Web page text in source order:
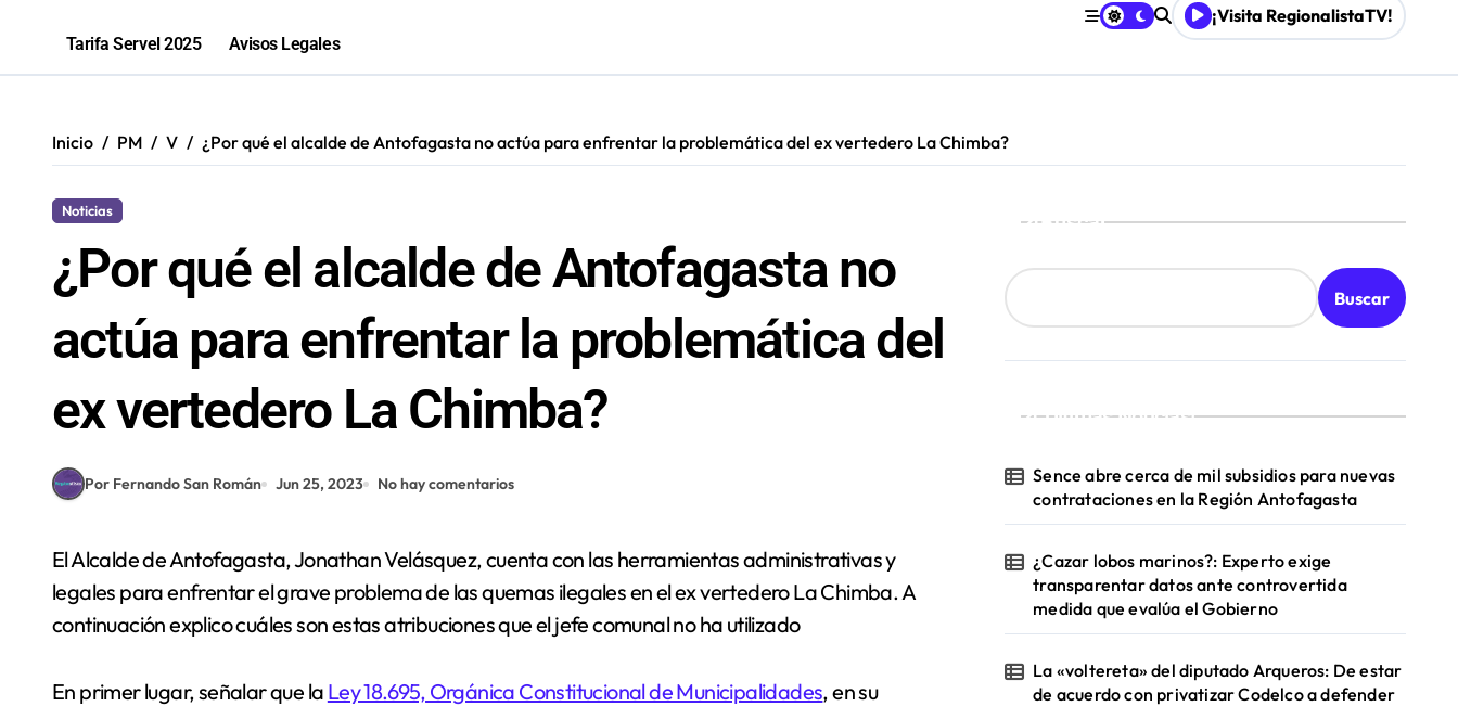
Tarifa Servel 2025 Avisos Legales
¡Visita RegionalistaTV!
Inicio PM V ¿Por qué el alcalde de Antofagasta no actúa para enfrentar la problemática del ex vertedero La Chimba?
Noticias
¿Por qué el alcalde de Antofagasta no
actúa para enfrentar la problemática del
ex vertedero La Chimba?
Por Fernando San Román Jun 25, 2023 No hay comentarios
El Alcalde de Antofagasta, Jonathan Velásquez, cuenta con las herramientas administrativas y
legales para enfrentar el grave problema de las quemas ilegales en el ex vertedero La Chimba. A
continuación explico cuáles son estas atribuciones que el jefe comunal no ha utilizado
En primer lugar, señalar que la Ley 18.695, Orgánica Constitucional de Municipalidades, en su
Buscar
Buscar
¡Ultimas Noticias!
Sence abre cerca de mil subsidios para nuevas
contrataciones en la Región Antofagasta
¿Cazar lobos marinos?: Experto exige
transparentar datos ante controvertida
medida que evalúa el Gobierno
La «voltereta» del diputado Arqueros: De estar
de acuerdo con privatizar Codelco a defender